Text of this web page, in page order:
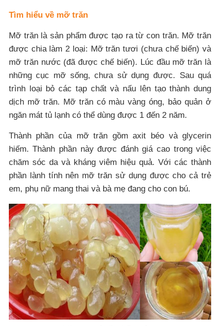
Tìm hiểu về mỡ trăn
Mỡ trăn là sản phẩm được tạo ra từ con trăn. Mỡ trăn
được chia làm 2 loại: Mỡ trăn tươi (chưa chế biến) và
mỡ trăn nước (đã được chế biến). Lúc đầu mỡ trăn là
những cục mỡ sống, chưa sử dụng được. Sau quá
trình loại bỏ các tạp chất và nấu lên tạo thành dung
dịch mỡ trăn. Mỡ trăn có màu vàng óng, bảo quản ở
ngăn mát tủ lạnh có thể dùng được 1 đến 2 năm.
Thành phần của mỡ trăn gồm axit béo và glycerin
hiếm. Thành phần này được đánh giá cao trong việc
chăm sóc da và kháng viêm hiệu quả. Với các thành
phần lành tính nên mỡ trăn sử dụng được cho cả trẻ
em, phụ nữ mang thai và bà mẹ đang cho con bú.